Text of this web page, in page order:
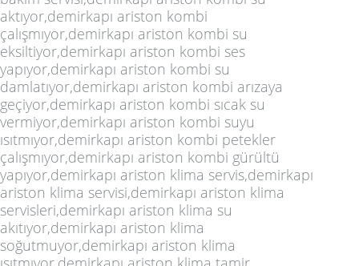
aktıyor,demirkapı ariston kombi
çalışmıyor,demirkapı ariston kombi su
eksiltiyor,demirkapı ariston kombi ses
yapıyor,demirkapı ariston kombi su
damlatıyor,demirkapı ariston kombi arızaya
geçiyor,demirkapı ariston kombi sıcak su
vermiyor,demirkapı ariston kombi suyu
ısıtmıyor,demirkapı ariston kombi petekler
çalışmıyor,demirkapı ariston kombi gürültü
yapıyor,demirkapı ariston klima servis,demirkapı
ariston klima servisi,demirkapı ariston klima
servisleri,demirkapı ariston klima su
akıtıyor,demirkapı ariston klima
soğutmuyor,demirkapı ariston klima